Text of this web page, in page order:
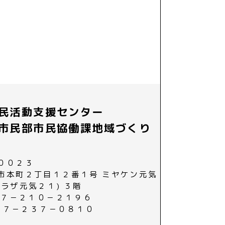
活動支援センター
民部市民協働課地域づくり
０２３
本町２丁目１２番１号 ミヤケン元気
ザ元気２１) ３階
－２１０－２１９６
－２３７－０８１０